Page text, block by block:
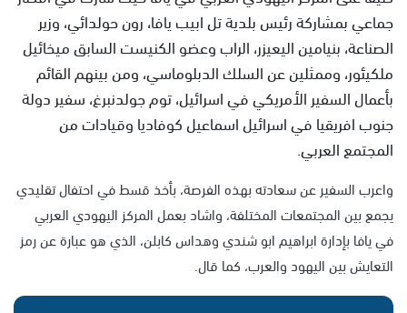
جماعي بمشاركة رئيس بلدية تل ابيب يافا، رون حولدائي، وزير
الصناعة، بنيامين اليعيزر، الراب وعضو الكنيست السابق ميخائيل
ملكيئور، وممثلين عن السلك الدبلوماسي، ومن بينهم القائم
بأعمال السفير الأمريكي في اسرائيل، توم جولدنبرغ، سفير دولة
جنوب افريقيا في اسرائيل اسماعيل كوفاديا وقيادات من
المجتمع العربي.
واعرب السفير عن سعادته بهذه الفرصة، بأخذ قسط في احتفال تقليدي
يجمع بين المجتمعات المختلفة، واشاد بعمل المركز اليهودي العربي
في يافا بإدارة ابراهيم ابو شندي وهداس كابلن، الذي هو عبارة عن رمز
التعايش بين اليهود والعرب، كما قال.